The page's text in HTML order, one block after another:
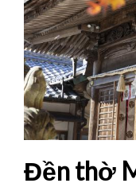
Đền thờ